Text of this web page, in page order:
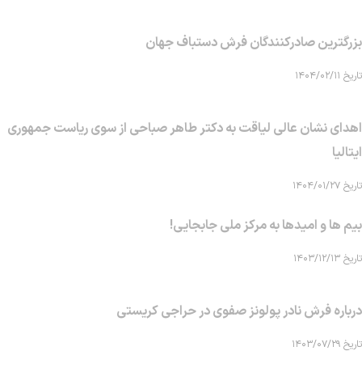
بزرگترین صادرکنندگان فرش دستباف جهان
تاریخ ۱۴۰۴/۰۲/۱۱
اهدای نشان عالی لیاقت به دکتر طاهر صباحی از سوی ریاست جمهوری
ایتالیا
تاریخ ۱۴۰۴/۰۱/۲۷
بیم ها و امیدها به مرکز ملی جابجایی!
تاریخ ۱۴۰۳/۱۲/۱۳
درباره فرش نادر پولونز صفوی در حراجی کریستی
تاریخ ۱۴۰۳/۰۷/۲۹